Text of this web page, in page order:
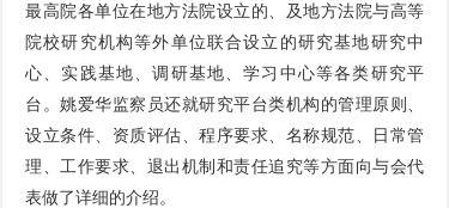
最高院各单位在地方法院设立的、及地方法院与高等
院校研究机构等外单位联合设立的研究基地研究中
心、实践基地、调研基地、学习中心等各类研究平
台。姚爱华监察员还就研究平台类机构的管理原则、
设立条件、资质评估、程序要求、名称规范、日常管
理、工作要求、退出机制和责任追究等方面向与会代
表做了详细的介绍。